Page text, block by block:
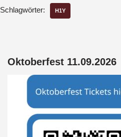
Schlagwörter: H1Y
Oktoberfest 11.09.2026